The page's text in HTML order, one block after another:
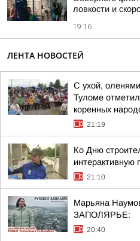
ловкости и
19:16
ЛЕНТА НОВОСТЕЙ
С ухой,
Туломе
коренных
21:19
Ко Дню
интерактивную
21:10
Марьяна
ЗАПОЛЯРЬЕ:
20:40